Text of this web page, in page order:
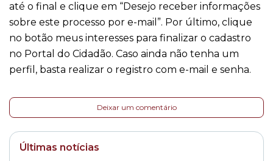
até o final e clique em “Desejo receber informações
sobre este processo por e-mail”. Por último, clique
no botão meus interesses para finalizar o cadastro
no Portal do Cidadão. Caso ainda não tenha um
perfil, basta realizar o registro com e-mail e senha.
Deixar um comentário
Últimas notícias